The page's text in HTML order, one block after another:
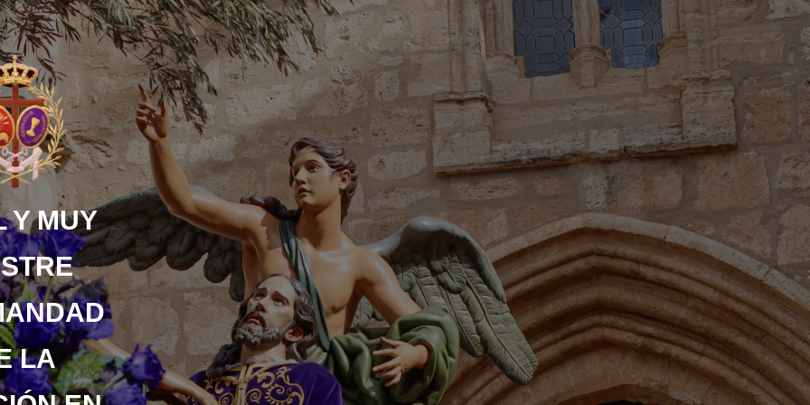
Y MUY
LA